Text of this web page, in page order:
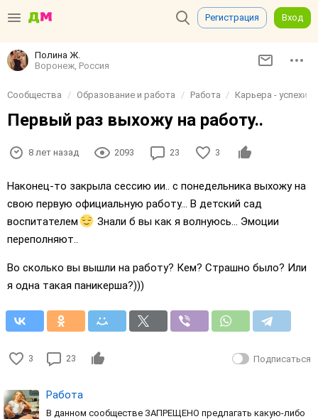
Регистрация Вход
Полина Ж.
Воронеж, Россия
Сообщества Образование и работа Работа Карьера - успехи
Первый раз выхожу на работу..
8 лет назад 2093 23 3
Наконец-то закрыла сессию ии.. с понедельника выхожу на
свою первую официальную работу... В детский сад
воспитателем
Знали б вы как я волнуюсь... Эмоции
переполняют..
Во сколько вы вышли на работу? Кем? Страшно было? Или
я одна такая паникерша?)))
3 23 Подписаться
Работа
В данном сообществе ЗАПРЕЩЕНО предлагать какую-либо